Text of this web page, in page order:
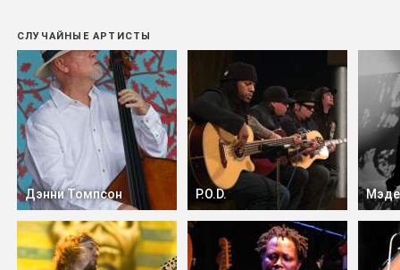
СЛУЧАЙНЫЕ АРТИСТЫ
Дэнни Томпсон P.O.D.